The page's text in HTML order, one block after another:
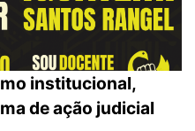
institucional,
de ação judicial